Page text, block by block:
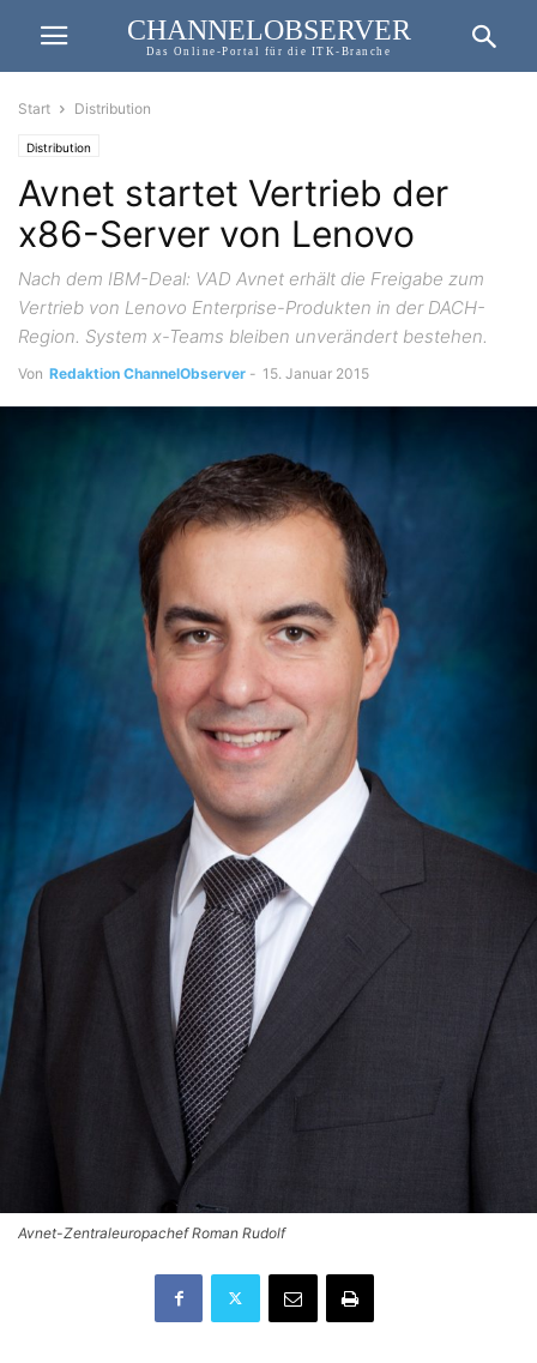
CHANNELOBSERVER
Das Online-Portal für die ITK-Branche
Start Distribution
Distribution
Avnet startet Vertrieb der
x86-Server von Lenovo
Nach dem IBM-Deal: VAD Avnet erhält die Freigabe zum
Vertrieb von Lenovo Enterprise-Produkten in der DACH-
Region. System x-Teams bleiben unverändert bestehen.
Von Redaktion ChannelObserver - 15. Januar 2015
Avnet-Zentraleuropachef Roman Rudolf